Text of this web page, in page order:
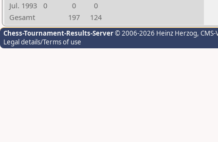
Jul. 1993
0 0
0
Gesamt
197 124
Chess-Tournament-Results-Server© 2006-2026 Heinz Herzog,
Legal details/Terms of use